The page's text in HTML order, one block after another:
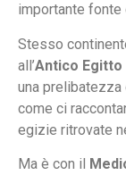
importante fonte
Stesso
all’Antico Egitto
una
come ci
egizie ritrovate
Ma è con il